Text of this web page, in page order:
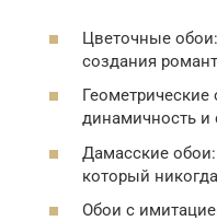
Цветочные
создания
динамичность и
Дамасские
который
Обои с